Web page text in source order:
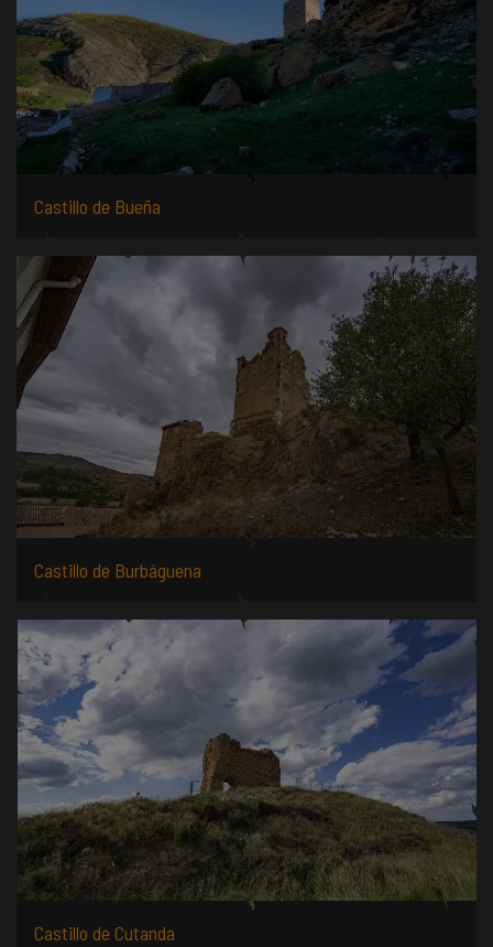
Castillo de Bueña
Castillo de Burbáguena
Castillo de Cutanda